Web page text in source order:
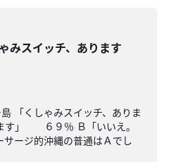
ゃみスイッチ、あります
「くしゃみスイッチ、ありま
す」 ６９％ Ｂ「いいえ。
ージ的沖縄の普通はＡでし